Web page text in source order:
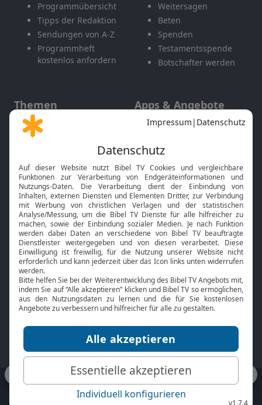
Programmübersicht
Tipps der Redaktion
Sendungen von A-Z
Programmheft
kostenlos anfordern
Weitersagen
Beten
Spenden
Testamentsspende
Botschafter werden
Themen
Gott und Bibel erklärt
Neuigkeiten
Apps & Angebote
Mobile App
Smart TV
HbbTV
Bibelthek Online-Bibel
Nächster Gottesdienst
Bibel TV
Über uns
Jobs
Mediadaten
Service
Kontakt
TV-Empfang
bibeltv.de: Impressum
Datenschutz
Nutzungsbedingungen
Fakten Bibel TV App